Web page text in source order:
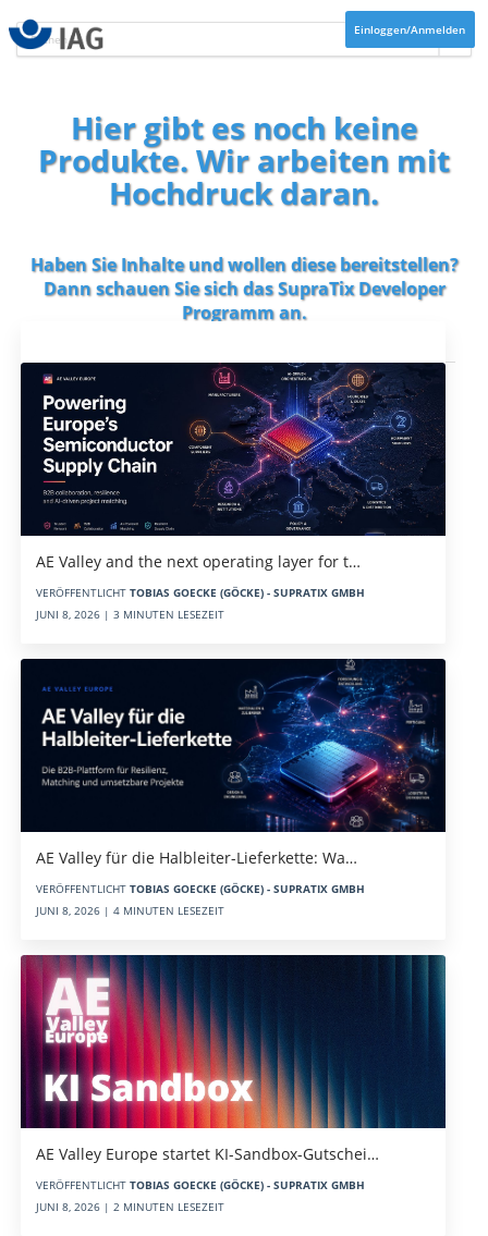
Einloggen/Anmelden
Hier gibt es noch keine
Produkte. Wir arbeiten mit
Hochdruck daran.
Haben Sie Inhalte und wollen diese bereitstellen?
Dann schauen Sie sich dasSupraTix Developer
Programman.
AE Valley and the next operating layer for t…
VERÖFFENTLICHT TOBIAS GOECKE (GÖCKE) - SUPRATIX GMBH
JUNI 8, 2026 | 3 MINUTEN LESEZEIT
AE Valley für die Halbleiter-Lieferkette: Wa…
VERÖFFENTLICHT TOBIAS GOECKE (GÖCKE) - SUPRATIX GMBH
JUNI 8, 2026 | 4 MINUTEN LESEZEIT
AE Valley Europe startet KI-Sandbox-Gutschei…
VERÖFFENTLICHT TOBIAS GOECKE (GÖCKE) - SUPRATIX GMBH
JUNI 8, 2026 | 2 MINUTEN LESEZEIT